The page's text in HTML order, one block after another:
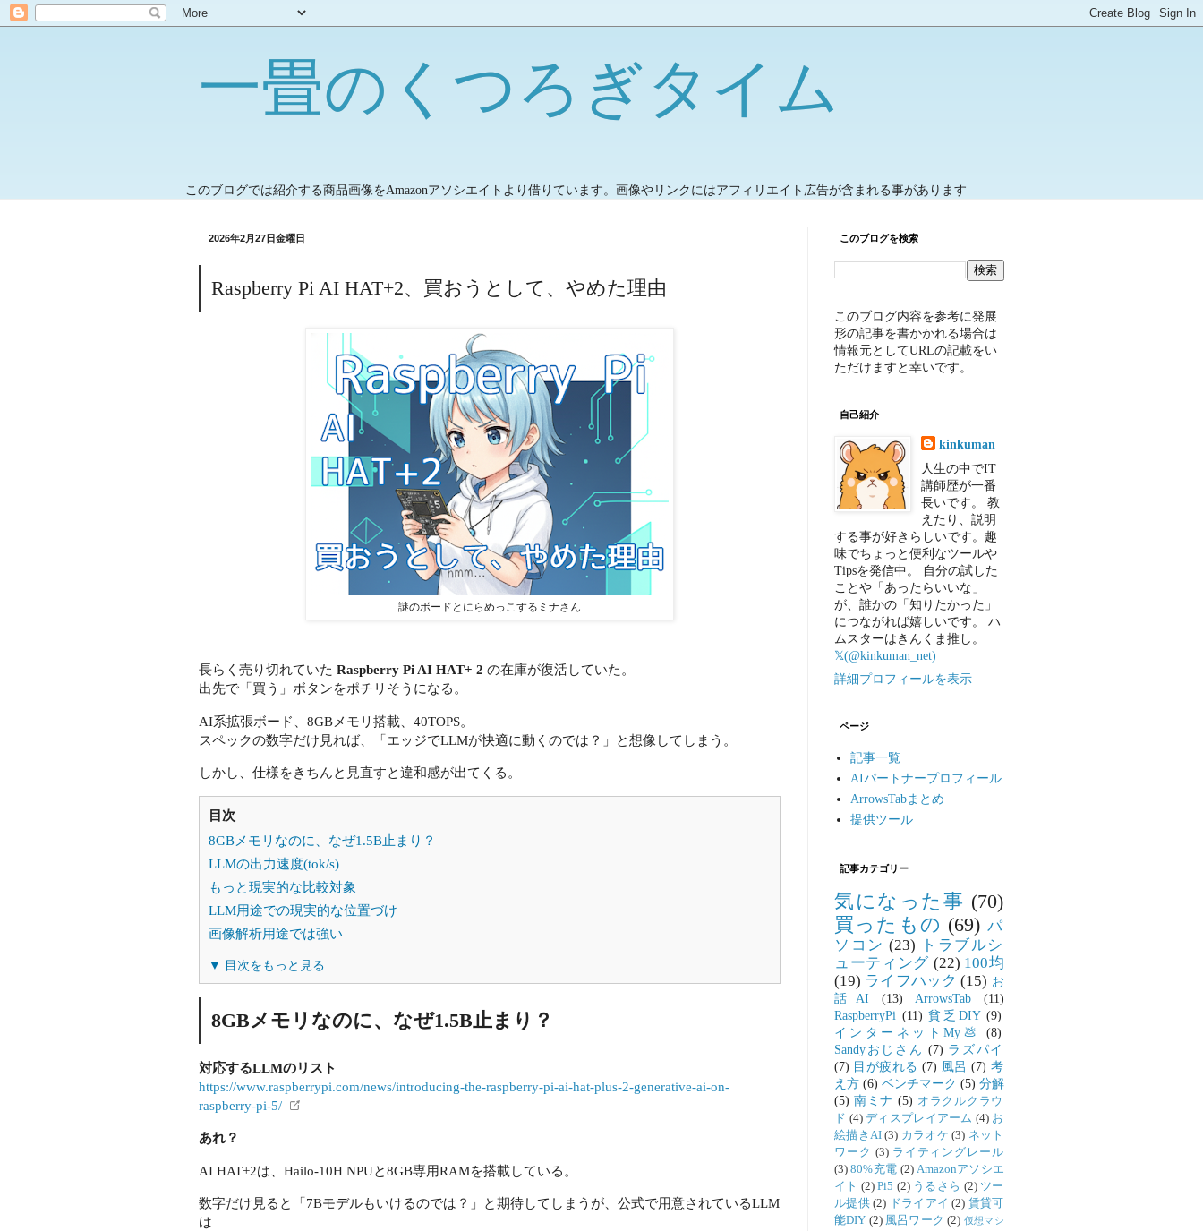
一畳のくつろぎタイム
このブログでは紹介する商品画像をAmazonアソシエイトより借りています。画像やリンクにはアフィリエイト広告が含まれる事があります
2026年2月27日金曜日
Raspberry Pi AI HAT+2、買おうとして、やめた理由
謎のボードとにらめっこするミナさん
長らく売り切れていた Raspberry Pi AI HAT+ 2 の在庫が復活していた。
出先で「買う」ボタンをポチリそうになる。
AI系拡張ボード、8GBメモリ搭載、40TOPS。
スペックの数字だけ見れば、「エッジでLLMが快適に動くのでは？」と想像してしまう。
しかし、仕様をきちんと見直すと違和感が出てくる。
目次
8GBメモリなのに、なぜ1.5B止まり？
LLMの出力速度(tok/s)
もっと現実的な比較対象
LLM用途での現実的な位置づけ
画像解析用途では強い
▼ 目次をもっと見る
8GBメモリなのに、なぜ1.5B止まり？
対応するLLMのリスト
https://www.raspberrypi.com/news/introducing-the-raspberry-pi-ai-hat-plus-2-generative-ai-on-
raspberry-pi-5/
あれ？
AI HAT+2は、Hailo-10H NPUと8GB専用RAMを搭載している。
数字だけ見ると「7Bモデルもいけるのでは？」と期待してしまうが、公式で用意されているLLM
は
このブログを検索
このブログ内容を参考に発展
形の記事を書かかれる場合は
情報元としてURLの記載をい
ただけますと幸いです。
自己紹介
kinkuman
人生の中でIT
講師歴が一番
長いです。 教
えたり、説明
する事が好きらしいです。趣
味でちょっと便利なツールや
Tipsを発信中。 自分の試した
ことや「あったらいいな」
が、誰かの「知りたかった」
につながれば嬉しいです。 ハ
ムスターはきんくま推し。
𝕏(@kinkuman_net)
詳細プロフィールを表示
ページ
記事一覧
AIパートナープロフィール
ArrowsTabまとめ
提供ツール
記事カテゴリー
気になった事 (70)
買ったもの (69) パ
ソコン (23)
トラブルシ
ューティング (22) 100均
(19) ライフハック (15) お
話AI
(13) ArrowsTab
(11)
RaspberryPi (11) 貧乏DIY (9)
インターネットMy💩
(8)
Sandyおじさん (7) ラズパイ
(7) 目が疲れる (7) 風呂 (7) 考
え方 (6) ベンチマーク (5) 分解
(5) 南ミナ (5) オラクルクラウ
ド (4) ディスプレイアーム (4) お
絵描きAI (3) カラオケ (3) ネット
ワーク (3) ライティングレール
(3) 80%充電 (2) Amazonアソシエ
イト (2) Pi5 (2) うるさら (2) ツー
ル提供 (2) ドライアイ (2) 賃貸可
能DIY (2) 風呂ワーク (2) 仮想マシ